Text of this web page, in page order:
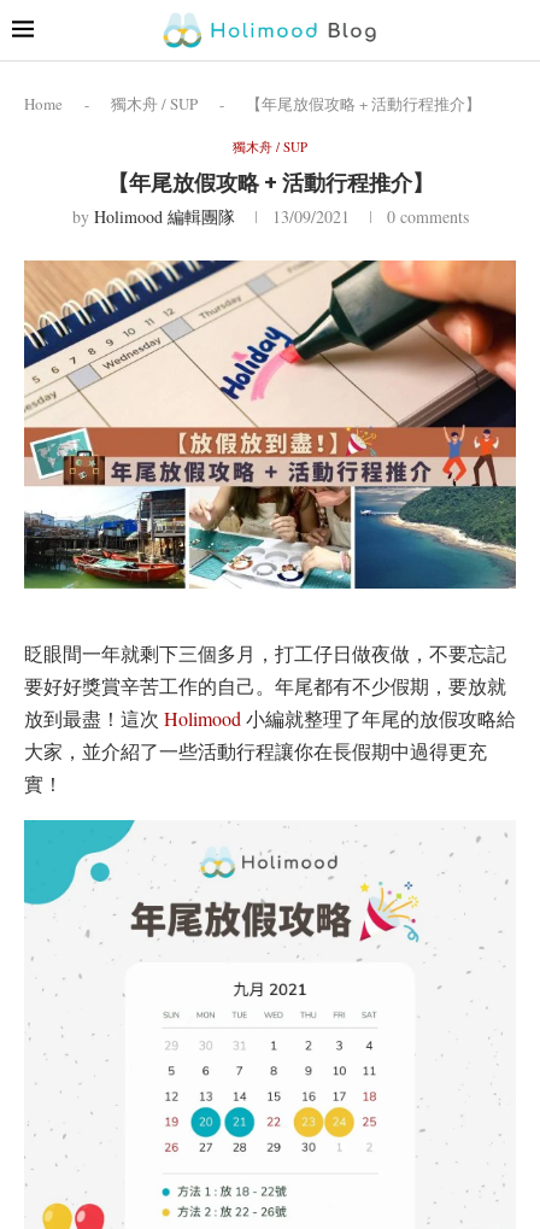
Home - 獨木舟 / SUP - 【年尾放假攻略 + 活動行程推介】
獨木舟 / SUP
【年尾放假攻略 + 活動行程推介】
by Holimood 編輯團隊 13/09/2021 0 comments
眨眼間一年就剩下三個多月，打工仔日做夜做，不要忘記
要好好獎賞辛苦工作的自己。年尾都有不少假期，要放就
放到最盡！這次 Holimood 小編就整理了年尾的放假攻略給
大家，並介紹了一些活動行程讓你在長假期中過得更充
實！